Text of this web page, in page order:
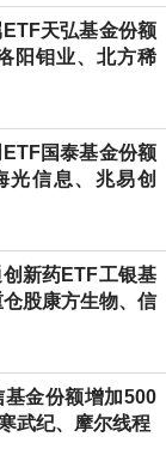
天弘基金份额
阳钼业、北方稀
ETF国泰基金份额
光信息、兆易创
新药ETF工银基
股康方生物、信
金份额增加500
武纪、摩尔线程